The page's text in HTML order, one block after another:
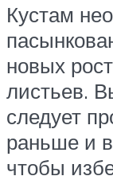
Кустам
новых
листьев.
следует
раньше и
чтобы